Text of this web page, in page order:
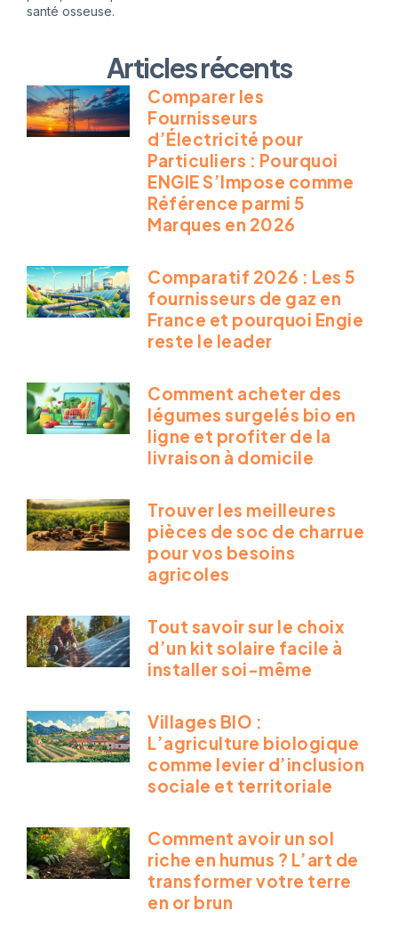
santé osseuse.
Articles récents
Comparer les
Fournisseurs
d’Électricité pour
Particuliers : Pourquoi
ENGIE S’Impose comme
Référence parmi 5
Marques en 2026
Comparatif 2026 : Les 5
fournisseurs de gaz en
France et pourquoi Engie
reste le leader
Comment acheter des
légumes surgelés bio en
ligne et profiter de la
livraison à domicile
Trouver les meilleures
pièces de soc de charrue
pour vos besoins
agricoles
Tout savoir sur le choix
d’un kit solaire facile à
installer soi-même
Villages BIO :
L’agriculture biologique
comme levier d’inclusion
sociale et territoriale
Comment avoir un sol
riche en humus ? L’art de
transformer votre terre
en or brun